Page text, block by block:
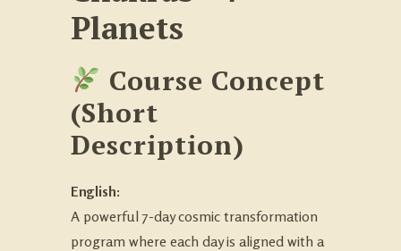
Planets
Course Concept
(Short
Description)
English:
A powerful 7-day cosmic transformation
program where each day is aligned with a